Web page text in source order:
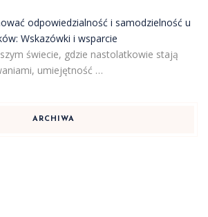
odpowiedzialność i samodzielność u
Wskazówki i wsparcie
świecie, gdzie nastolatkowie stają
umiejętność …
ARCHIWA